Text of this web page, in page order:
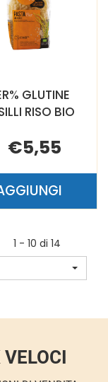
GLUTINE
RISO BIO
€5,55
AGGIUNGI
FUSILLI
RISO
BIO AL
1 - 10 di 14